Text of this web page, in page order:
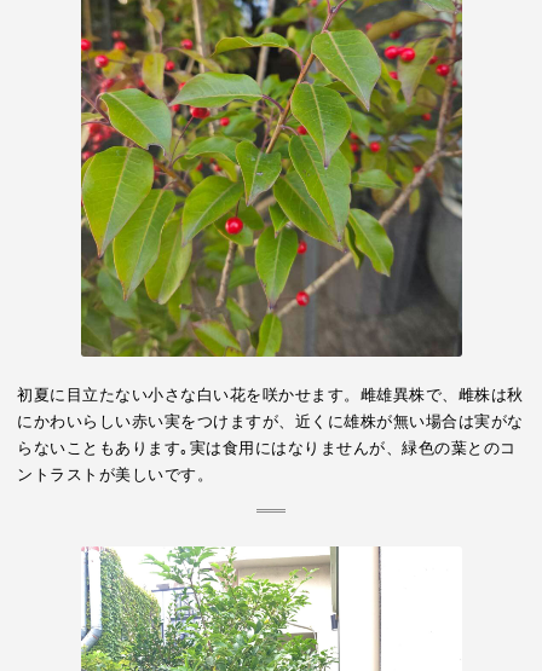
初夏に目立たない小さな白い花を咲かせます。雌雄異株で、雌株は秋
にかわいらしい赤い実をつけますが、近くに雄株が無い場合は実がな
らないこともあります｡実は食用にはなりませんが、緑色の葉とのコ
ントラストが美しいです。